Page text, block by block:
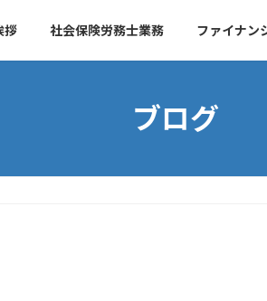
拶 社会保険労務士業務 ファイナン
ブログ